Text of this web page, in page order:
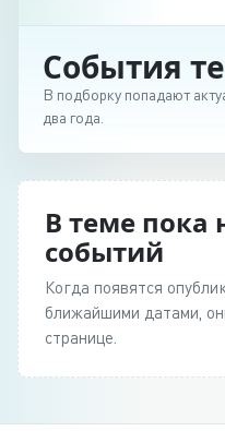
События
В подборку попадают
два года.
В теме пока
событий
Когда появятся
ближайшими датами,
странице.